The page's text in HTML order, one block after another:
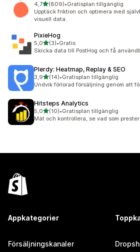
4,7av 5 stjärnor
(809)
809 recensioner totalt
•Gratisplan tillgänglig
Upptäck friktion och optimera med
visuell data.
PixieHog
5,0av 5 stjärnor
(3)
3 recensioner totalt
•Gratis
Skicka data till PostHog och få
Plerdy: Heatmap, Replay & SEO
3,9av 5 stjärnor
(14)
14 recensioner totalt
•Gratisplan tillgänglig
Undvik förlorad försäljning genom att
Hitsteps Analytics
5,0av 5 stjärnor
(10)
10 recensioner totalt
•Gratisplan tillgänglig
Mät och kontrollera, se vad som
Appkategorier
Försäljningskanaler